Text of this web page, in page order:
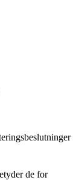
de for